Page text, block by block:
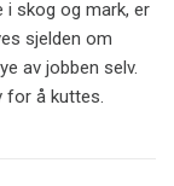
i skog og mark, er
sjelden om
av jobben selv.
for å kuttes.